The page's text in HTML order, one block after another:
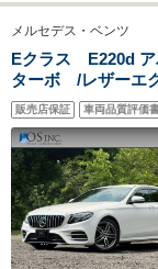
メルセデス・ベンツ
Eクラス E220d ア
ターボ /レザーエ
ランスP/全周囲カ
ート・シートメモ
ライト/ETC/純正
販売店保証 車両品質評価